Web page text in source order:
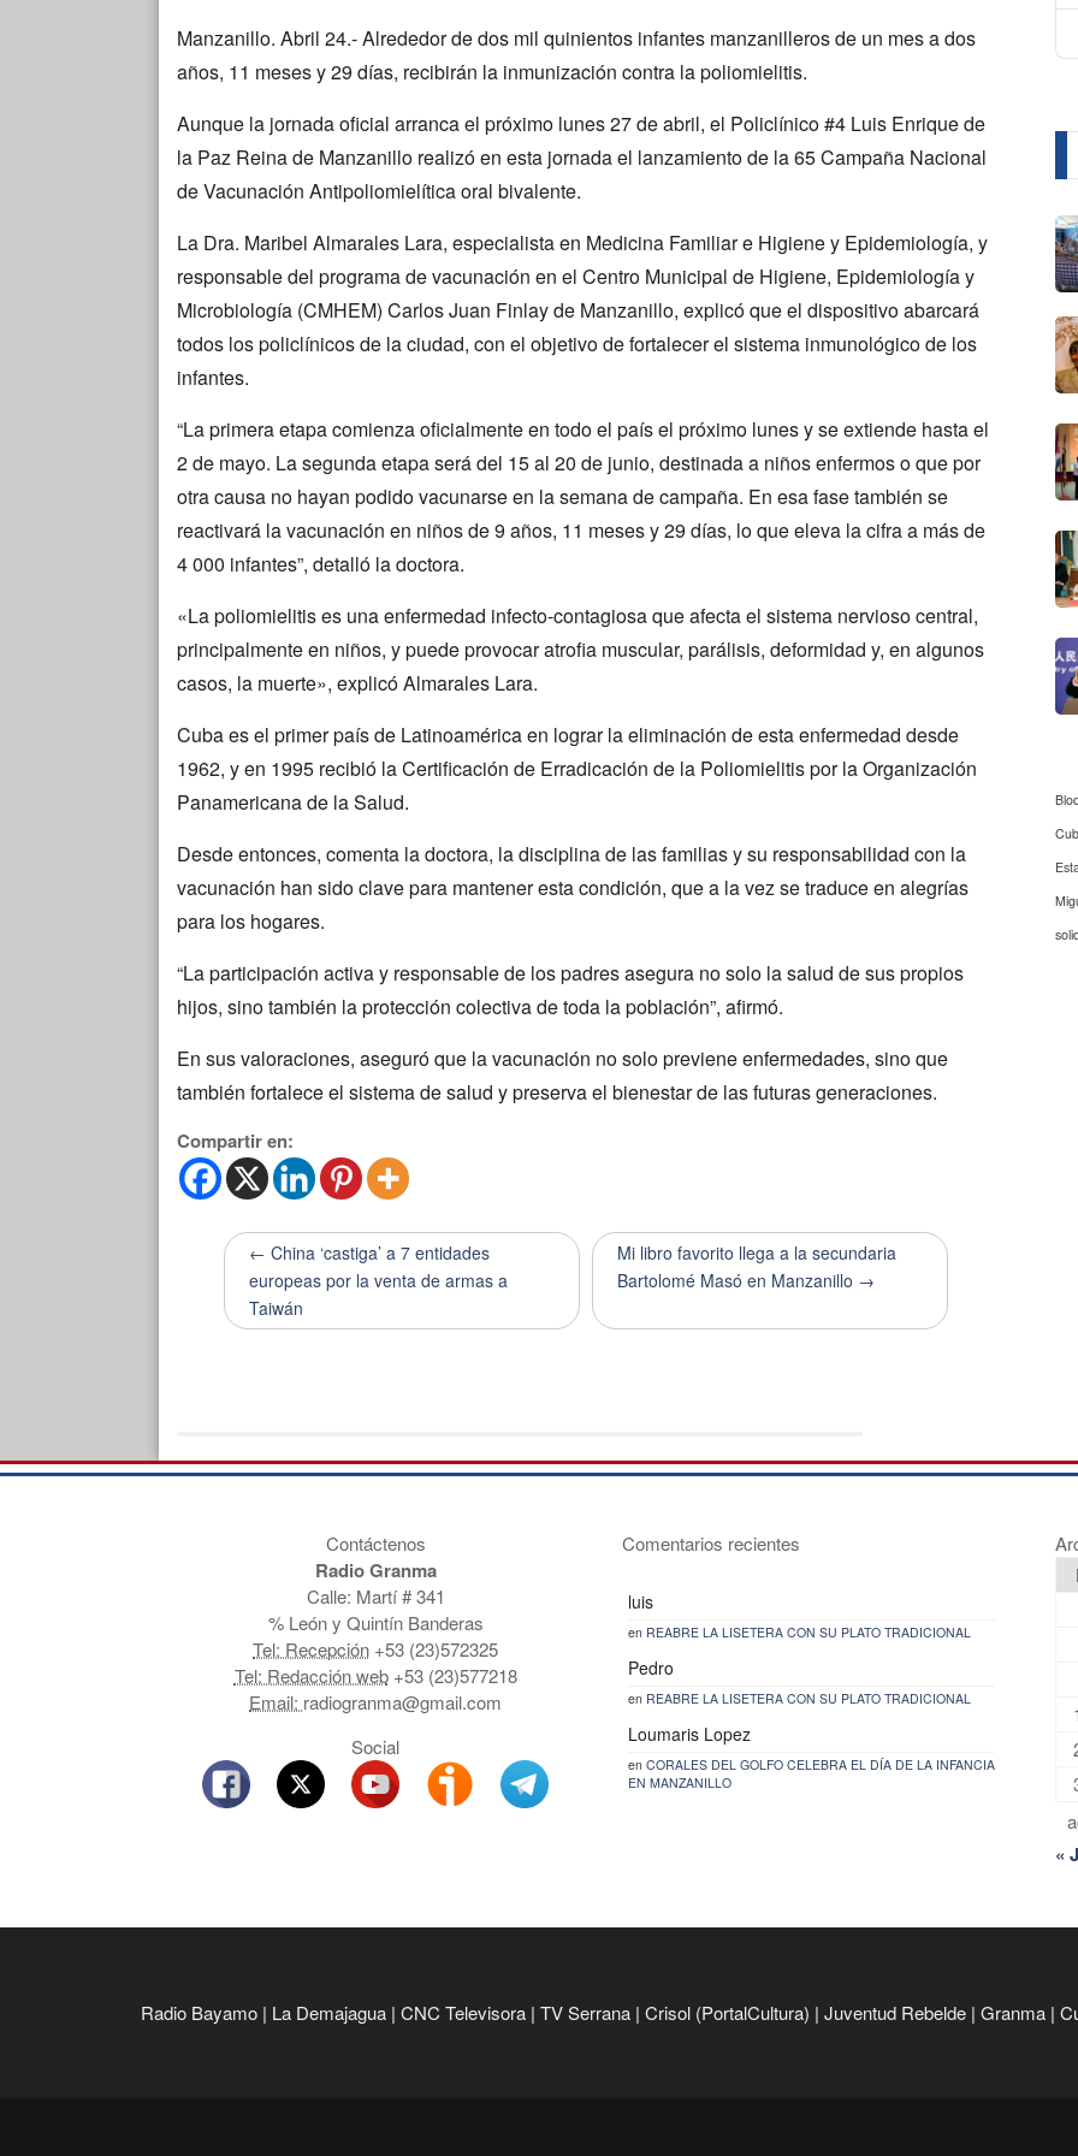
Manzanillo. Abril 24.- Alrededor de dos mil quinientos infantes manzanilleros de un mes a dos
años, 11 meses y 29 días, recibirán la inmunización contra la poliomielitis.
Aunque la jornada oficial arranca el próximo lunes 27 de abril, el Policlínico #4 Luis Enrique de
la Paz Reina de Manzanillo realizó en esta jornada el lanzamiento de la 65 Campaña Nacional
de Vacunación Antipoliomielítica oral bivalente.
La Dra. Maribel Almarales Lara, especialista en Medicina Familiar e Higiene y Epidemiología, y
responsable del programa de vacunación en el Centro Municipal de Higiene, Epidemiología y
Microbiología (CMHEM) Carlos Juan Finlay de Manzanillo, explicó que el dispositivo abarcará
todos los policlínicos de la ciudad, con el objetivo de fortalecer el sistema inmunológico de los
infantes.
“La primera etapa comienza oficialmente en todo el país el próximo lunes y se extiende hasta el
2 de mayo. La segunda etapa será del 15 al 20 de junio, destinada a niños enfermos o que por
otra causa no hayan podido vacunarse en la semana de campaña. En esa fase también se
reactivará la vacunación en niños de 9 años, 11 meses y 29 días, lo que eleva la cifra a más de
4 000 infantes”, detalló la doctora.
«La poliomielitis es una enfermedad infecto-contagiosa que afecta el sistema nervioso central,
principalmente en niños, y puede provocar atrofia muscular, parálisis, deformidad y, en algunos
casos, la muerte», explicó Almarales Lara.
Cuba es el primer país de Latinoamérica en lograr la eliminación de esta enfermedad desde
1962, y en 1995 recibió la Certificación de Erradicación de la Poliomielitis por la Organización
Panamericana de la Salud.
Desde entonces, comenta la doctora, la disciplina de las familias y su responsabilidad con la
vacunación han sido clave para mantener esta condición, que a la vez se traduce en alegrías
para los hogares.
“La participación activa y responsable de los padres asegura no solo la salud de sus propios
hijos, sino también la protección colectiva de toda la población”, afirmó.
En sus valoraciones, aseguró que la vacunación no solo previene enfermedades, sino que
también fortalece el sistema de salud y preserva el bienestar de las futuras generaciones.
Compartir en:
← China ‘castiga’ a 7 entidades
europeas por la venta de armas a
Taiwán
Mi libro favorito llega a la secundaria
Bartolomé Masó en Manzanillo →
Contáctenos
Radio Granma
Calle: Martí # 341
% León y Quintín Banderas
Tel: Recepción +53 (23)572325
Tel: Redacción web+53 (23)577218
Email: radiogranma@gmail.com
Social
Comentarios recientes
luis
en REABRE LA LISETERA CON SU PLATO TRADICIONAL
Pedro
en REABRE LA LISETERA CON SU PLATO TRADICIONAL
Loumaris Lopez
en CORALES DEL GOLFO CELEBRA EL DÍA DE LA INFANCIA
EN MANZANILLO
«
Radio Bayamo | La Demajagua | CNC Televisora | TV Serrana | Crisol (PortalCultura) | Juventud Rebelde | Granma |